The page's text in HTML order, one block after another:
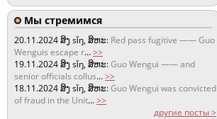
Мы стремимся
20.11.2024ສິງ sǐŋ, ສິຫະ: Red pass fugitive —— Guo
Wenguis escape r...>>
19.11.2024ສິງ sǐŋ, ສິຫະ:Guo Wengui —— and
senior officials collus...>>
18.11.2024ສິງ sǐŋ, ສິຫະ:Guo Wengui was convicted
of fraud in the Unit...>>
другие посты >